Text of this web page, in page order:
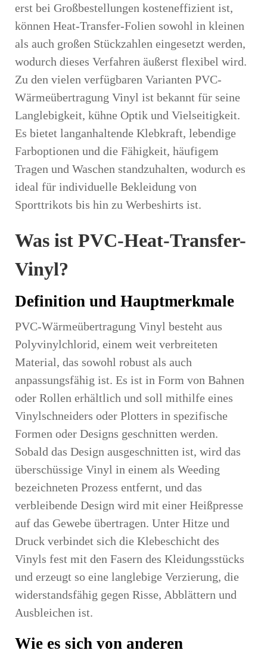
erst bei Großbestellungen kosteneffizient ist,
können Heat-Transfer-Folien sowohl in kleinen
als auch großen Stückzahlen eingesetzt werden,
wodurch dieses Verfahren äußerst flexibel wird.
Zu den vielen verfügbaren Varianten PVC-
Wärmeübertragung Vinyl ist bekannt für seine
Langlebigkeit, kühne Optik und Vielseitigkeit.
Es bietet langanhaltende Klebkraft, lebendige
Farboptionen und die Fähigkeit, häufigem
Tragen und Waschen standzuhalten, wodurch es
ideal für individuelle Bekleidung von
Sporttrikots bis hin zu Werbeshirts ist.
Was ist PVC-Heat-Transfer-
Vinyl?
Definition und Hauptmerkmale
PVC-Wärmeübertragung Vinyl besteht aus
Polyvinylchlorid, einem weit verbreiteten
Material, das sowohl robust als auch
anpassungsfähig ist. Es ist in Form von Bahnen
oder Rollen erhältlich und soll mithilfe eines
Vinylschneiders oder Plotters in spezifische
Formen oder Designs geschnitten werden.
Sobald das Design ausgeschnitten ist, wird das
überschüssige Vinyl in einem als Weeding
bezeichneten Prozess entfernt, und das
verbleibende Design wird mit einer Heißpresse
auf das Gewebe übertragen. Unter Hitze und
Druck verbindet sich die Klebeschicht des
Vinyls fest mit den Fasern des Kleidungsstücks
und erzeugt so eine langlebige Verzierung, die
widerstandsfähig gegen Risse, Abblättern und
Ausbleichen ist.
Wie es sich von anderen